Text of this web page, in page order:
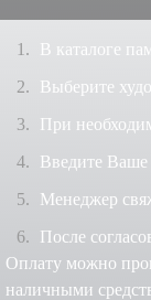
В каталоге
Выберите
При
Введите Ваше
Менеджер
После
Оплату можно
наличными